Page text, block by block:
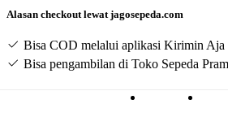
20
Disc
2026
Alasan checkout lewat jagosepeda.com
Bisa COD melalui aplikasi Kirimin Aja
Bisa pengambilan di Toko Sepeda